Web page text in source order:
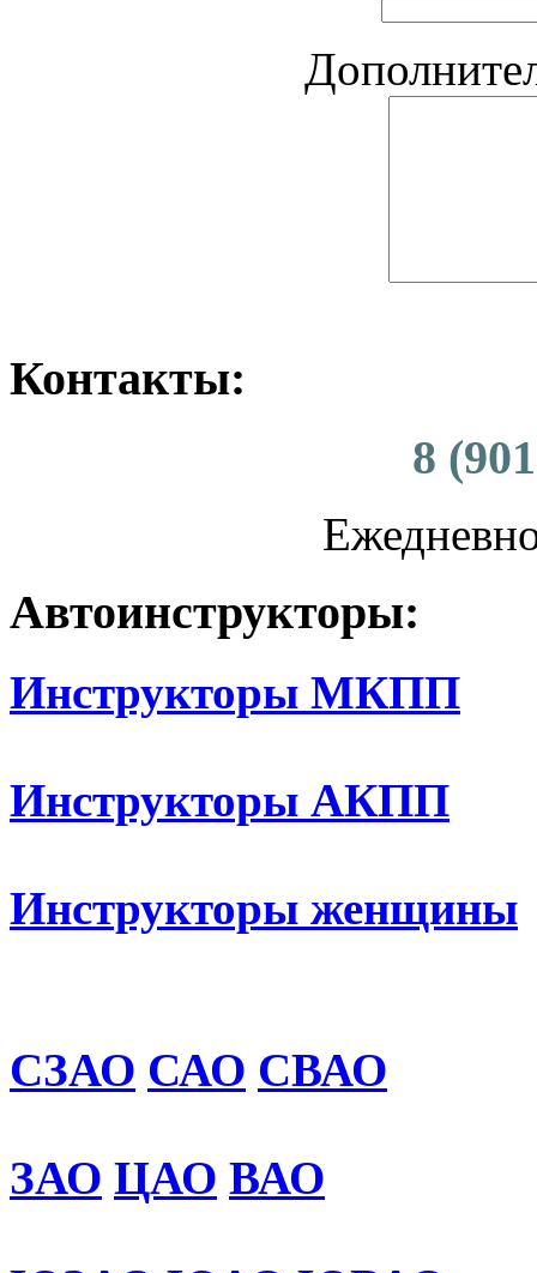
Контакты:
8
Автоинструкторы:
Инструкторы МКПП
Инструкторы АКПП
Инструкторы женщины
СЗАО САО СВАО
ЗАО ЦАО ВАО